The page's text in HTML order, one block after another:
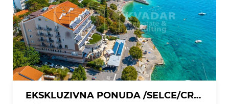
EKSKLUZIVNA PONUDA /SELCE/CRIKVENICA /HOTEL 4* - prvi red do mora!